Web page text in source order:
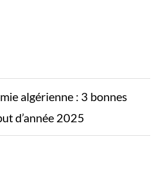
algérienne : 3 bonnes
d’année 2025